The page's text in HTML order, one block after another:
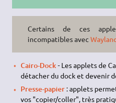
Certains de ces
incompatibles avec
Cairo-Dock- Les applets de
détacher du dock et devenir
Presse-papier: applets
vos "copier/coller", très